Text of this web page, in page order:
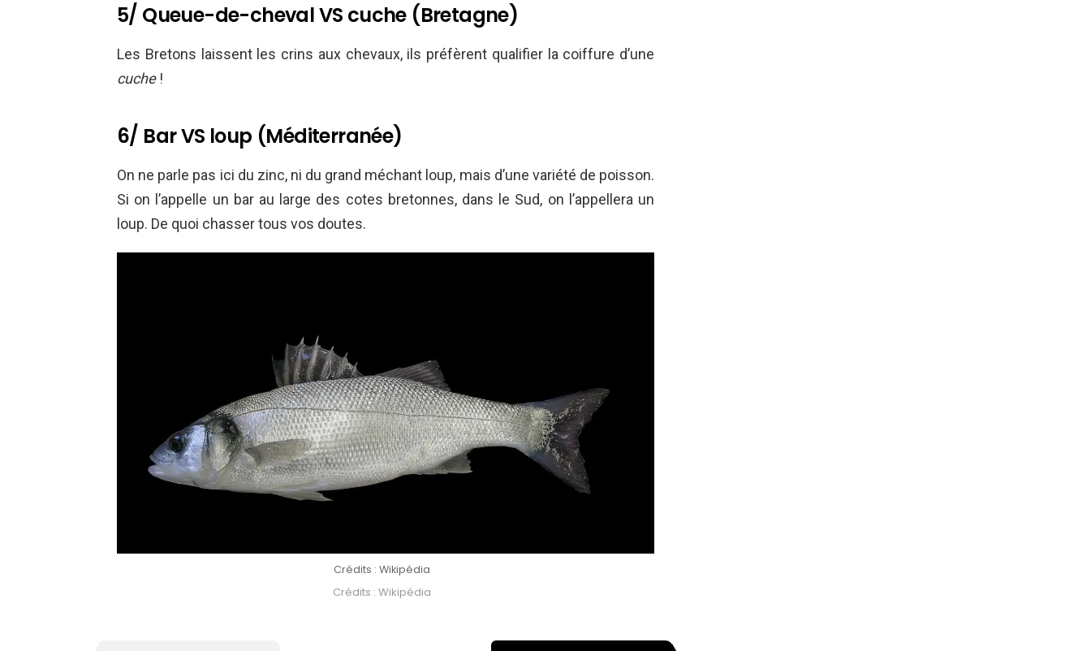
5/ Queue-de-cheval VS cuche (Bretagne)
Les Bretons laissent les crins aux chevaux, ils préfèrent qualifier la coiffure d’une
cuche!
6/ Bar VS loup (Méditerranée)
On ne parle pas ici du zinc, ni du grand méchant loup, mais d’une variété de poisson.
Si on l’appelle un bar au large des cotes bretonnes, dans le Sud, on l’appellera un
loup. De quoi chasser tous vos doutes.
Crédits : Wikipédia
Crédits : Wikipédia